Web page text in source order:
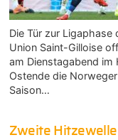
Die Tür zur
Union Saint-Gilloise
am Dienstagabend im
Ostende die
Saison…
Zweite